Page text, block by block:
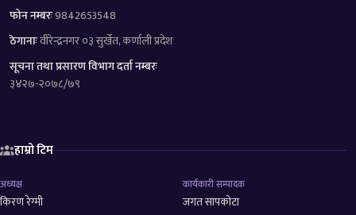
फोन नम्बरः9842653548
ठेगानाःवीरेन्द्रनगर ०३ सुर्खेत, कर्णाली प्रदेश
सूचना तथा प्रसारण विभाग दर्ता नम्बरः
३४२७-२०७८/७९
हाम्रो टिम
अध्यक्ष
किरण रेग्मी
कार्यकारी सम्पादक
जगत सापकोटा